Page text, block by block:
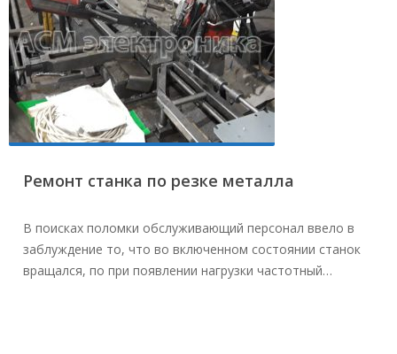
Ремонт станка по резке металла
В поисках поломки обслуживающий персонал ввело в
заблуждение то, что во включенном состоянии станок
вращался, по при появлении нагрузки частотный…